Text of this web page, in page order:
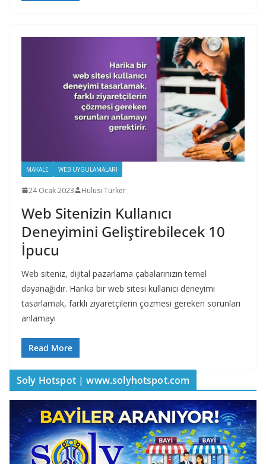
MAKALE WEB UYGULAMALARI
24 Ocak 2023 Hulusi Türker
Web Sitenizin Kullanıcı
Deneyimini Geliştirebilecek 10
İpucu
Web siteniz, dijital pazarlama çabalarınızın temel
dayanağıdır. Harika bir web sitesi kullanıcı deneyimi
tasarlamak, farklı ziyaretçilerin çözmesi gereken sorunları
anlamayı
Read More
Soly Hotspot | www.solyhotspot.com